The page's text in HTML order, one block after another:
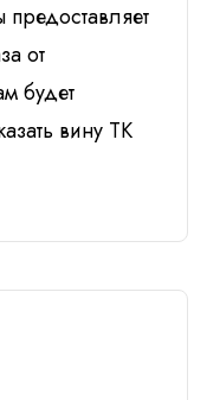
предоставляет
от
будет
вину ТК